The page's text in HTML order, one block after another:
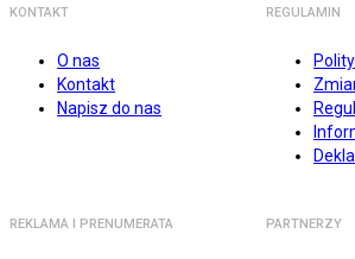
KONTAKT
O nas
Kontakt
Napisz do nas
REGULAMIN
REKLAMA I PRENUMERATA PARTNERZY